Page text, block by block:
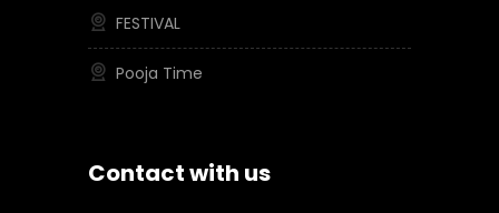
FESTIVAL
Pooja Time
Contact with us